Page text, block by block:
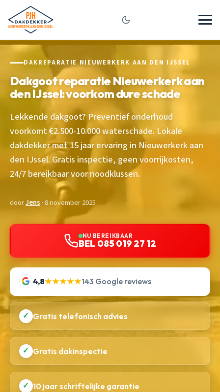
DAKREPARATIE NIEUWERKERK AAN DEN IJSSEL
Dakgoot reparatie Nieuwerkerk aan
den IJssel: voorkom dure schade
Lekkende dakgoot? Preventief onderhoud
voorkomt €2.500-10.000 waterschade. Lokale
dakdekker met 15 jaar ervaring in Nieuwerkerk aan
den IJssel. Gratis inspectie, geen voorrijkosten,
24/7 bereikbaar voor noodklussen.
doorJens · 8 november 2025
NU BEREIKBAAR
BEL 085 019 27 12
4,8★★★★★143 Google reviews
✓ Gratis telefonisch advies
✓ Gratis dakinspectie
✓ 10 jaar schriftelijke garantie